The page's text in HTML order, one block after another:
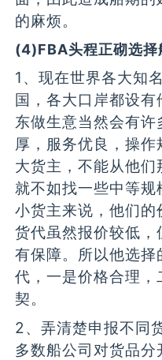
的麻烦。
(4)FBA头程正砌选择
1、现在世界各大知
国，各大口岸都设
东做生意当然会有
厚，服务优良，操
大货主，不能从他们
就不如找一些中等规
小货主来说，他们
货代虽然报价较低
有保障。所以他选
代，一是价格合理
契。
2、弄清楚申报不同
多数船公司对货品